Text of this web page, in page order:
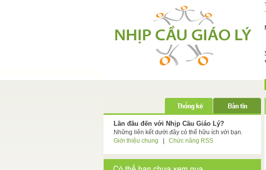
Lần đầu đến với Nhịp Cầu Giáo Lý?
Những liên kết dưới đây có thể hữu ích với bạn.
Giới thiệu chung
Chức năng RSS